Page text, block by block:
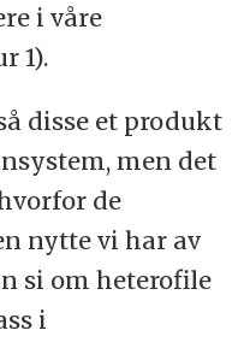
i våre
1).
disse et produkt
men det
de
nytte vi har av
si om heterofile
i